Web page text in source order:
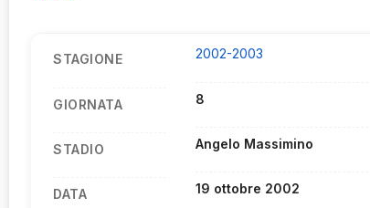
STAGIONE 2002-2003
GIORNATA 8
STADIO Angelo Massimino
DATA 19 ottobre 2002